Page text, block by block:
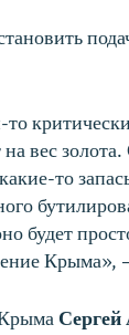
вес
то
будет
Крыма»,
Сергей